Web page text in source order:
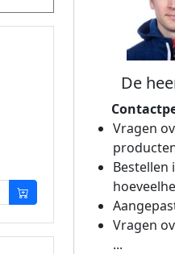
De
Vragen
Bestellen
Vragen
...